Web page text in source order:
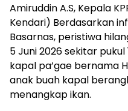
Amiruddin A.S, Kepala
Kendari) Berdasarkan
Basarnas, peristiwa
5 Juni 2026 sekitar pukul
kapal pa’gae bernama
anak buah kapal
menangkap ikan.